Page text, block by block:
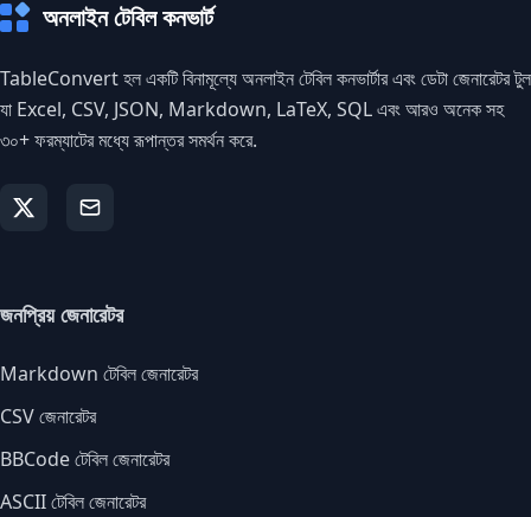
অনলাইন টেবিল কনভার্ট
TableConvert হল একটি বিনামূল্যে অনলাইন টেবিল কনভার্টার এবং ডেটা জেনারেটর টুল
যা Excel, CSV, JSON, Markdown, LaTeX, SQL এবং আরও অনেক সহ
৩০+ ফরম্যাটের মধ্যে রূপান্তর সমর্থন করে.
জনপ্রিয় জেনারেটর
Markdown টেবিল জেনারেটর
CSV জেনারেটর
BBCode টেবিল জেনারেটর
ASCII টেবিল জেনারেটর